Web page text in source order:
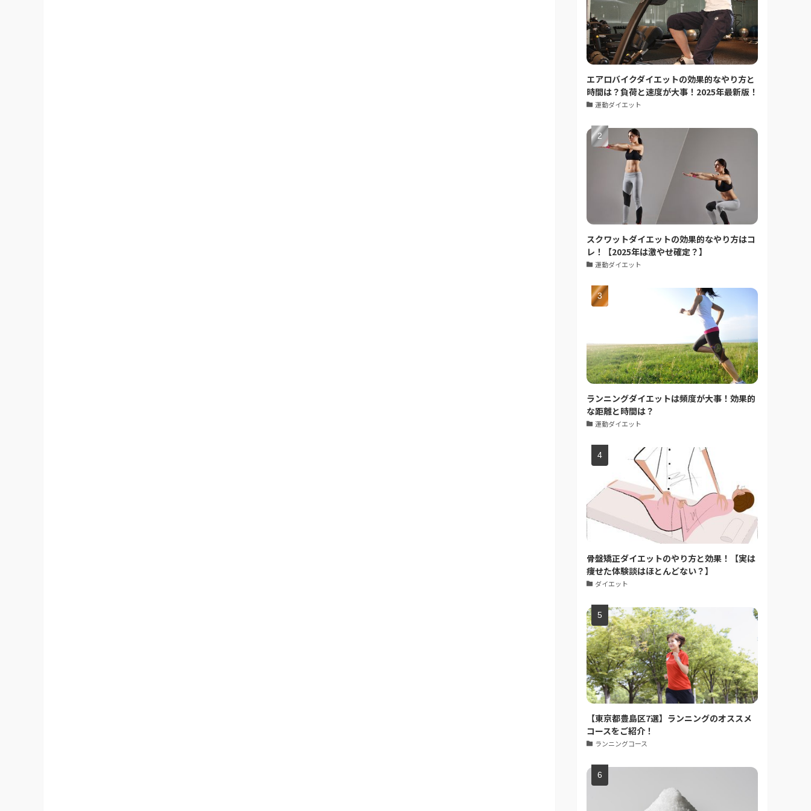
エアロバイクダイエットの効果的なやり方と
時間は？負荷と速度が大事！2025年最新版！
運動ダイエット
スクワットダイエットの効果的なやり方はコ
レ！【2025年は激やせ確定？】
運動ダイエット
ランニングダイエットは頻度が大事！効果的
な距離と時間は？
運動ダイエット
骨盤矯正ダイエットのやり方と効果！【実は
痩せた体験談はほとんどない？】
ダイエット
【東京都豊島区7選】ランニングのオススメ
コースをご紹介！
ランニングコース